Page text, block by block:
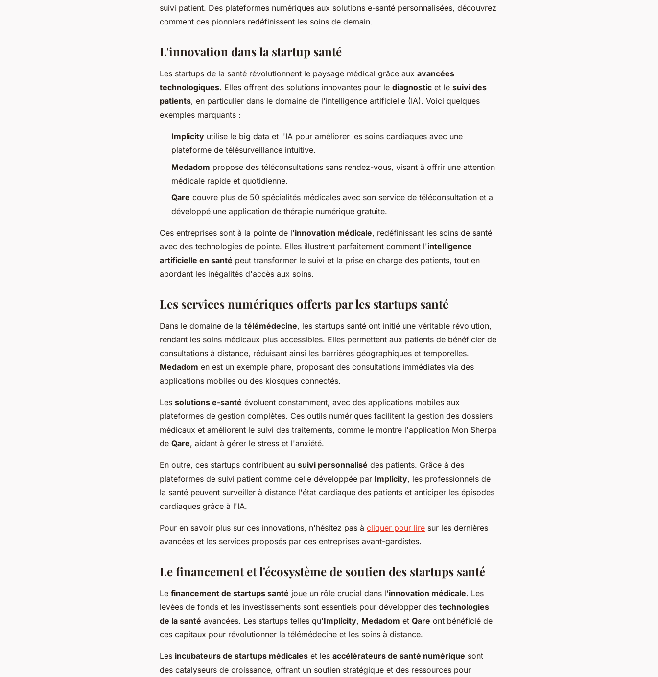
suivi patient. Des plateformes numériques aux solutions e-santé personnalisées, découvrez
comment ces pionniers redéfinissent les soins de demain.
L'innovation dans la startup santé
Les startups de la santé révolutionnent le paysage médical grâce aux avancées
technologiques. Elles offrent des solutions innovantes pour le diagnostic et le suivi des
patients, en particulier dans le domaine de l'intelligence artificielle (IA). Voici quelques
exemples marquants :
Implicity utilise le big data et l'IA pour améliorer les soins cardiaques avec une
plateforme de télésurveillance intuitive.
Medadom propose des téléconsultations sans rendez-vous, visant à offrir une attention
médicale rapide et quotidienne.
Qare couvre plus de 50 spécialités médicales avec son service de téléconsultation et a
développé une application de thérapie numérique gratuite.
Ces entreprises sont à la pointe de l'innovation médicale, redéfinissant les soins de santé
avec des technologies de pointe. Elles illustrent parfaitement comment l'intelligence
artificielle en santé peut transformer le suivi et la prise en charge des patients, tout en
abordant les inégalités d'accès aux soins.
Les services numériques offerts par les startups santé
Dans le domaine de la télémédecine, les startups santé ont initié une véritable révolution,
rendant les soins médicaux plus accessibles. Elles permettent aux patients de bénéficier de
consultations à distance, réduisant ainsi les barrières géographiques et temporelles.
Medadom en est un exemple phare, proposant des consultations immédiates via des
applications mobiles ou des kiosques connectés.
Les solutions e-santé évoluent constamment, avec des applications mobiles aux
plateformes de gestion complètes. Ces outils numériques facilitent la gestion des dossiers
médicaux et améliorent le suivi des traitements, comme le montre l'application Mon Sherpa
de Qare, aidant à gérer le stress et l'anxiété.
En outre, ces startups contribuent au suivi personnalisé des patients. Grâce à des
plateformes de suivi patient comme celle développée par Implicity, les professionnels de
la santé peuvent surveiller à distance l'état cardiaque des patients et anticiper les épisodes
cardiaques grâce à l'IA.
Pour en savoir plus sur ces innovations, n'hésitez pas à cliquer pour lire sur les dernières
avancées et les services proposés par ces entreprises avant-gardistes.
Le financement et l'écosystème de soutien des startups santé
Le financement de startups santé joue un rôle crucial dans l'innovation médicale. Les
levées de fonds et les investissements sont essentiels pour développer des technologies
de la santé avancées. Les startups telles qu'Implicity, Medadom et Qare ont bénéficié de
ces capitaux pour révolutionner la télémédecine et les soins à distance.
Les incubateurs de startups médicales et les accélérateurs de santé numérique sont
des catalyseurs de croissance, offrant un soutien stratégique et des ressources pour